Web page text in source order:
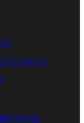
BAJO